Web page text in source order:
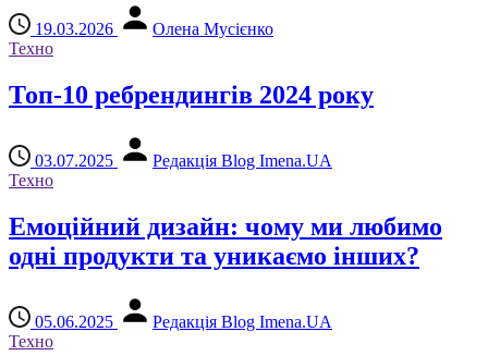
19.03.2026
Олена Мусієнко
Техно
Топ-10 ребрендингів 2024 року
03.07.2025
Редакція Blog Imena.UA
Техно
Емоційний дизайн: чому ми любимо
одні продукти та уникаємо інших?
05.06.2025
Редакція Blog Imena.UA
Техно